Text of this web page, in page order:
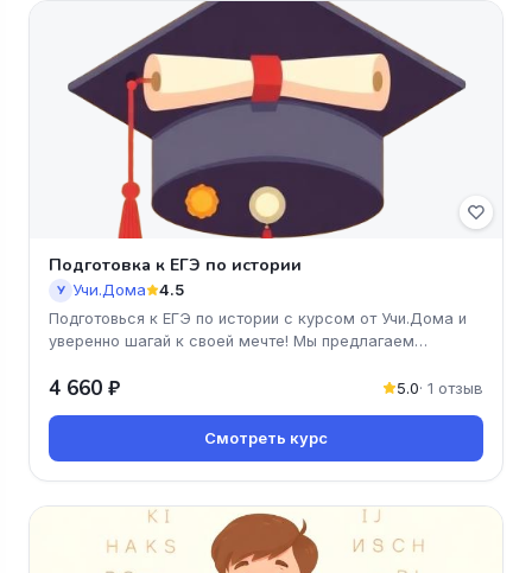
Подготовка к ЕГЭ по истории
У Учи.Дома 4.5
Подготовься к ЕГЭ по истории с курсом от Учи.Дома и
уверенно шагай к своей мечте! Мы предлагаем
4 660 ₽ 5.0· 1 отзыв
Смотреть курс